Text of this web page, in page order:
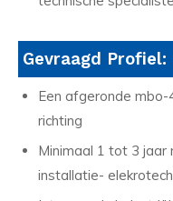
Gevraagd Profiel:
Een afgeronde mbo-
richting
Minimaal 1 tot 3 jaar
installatie-